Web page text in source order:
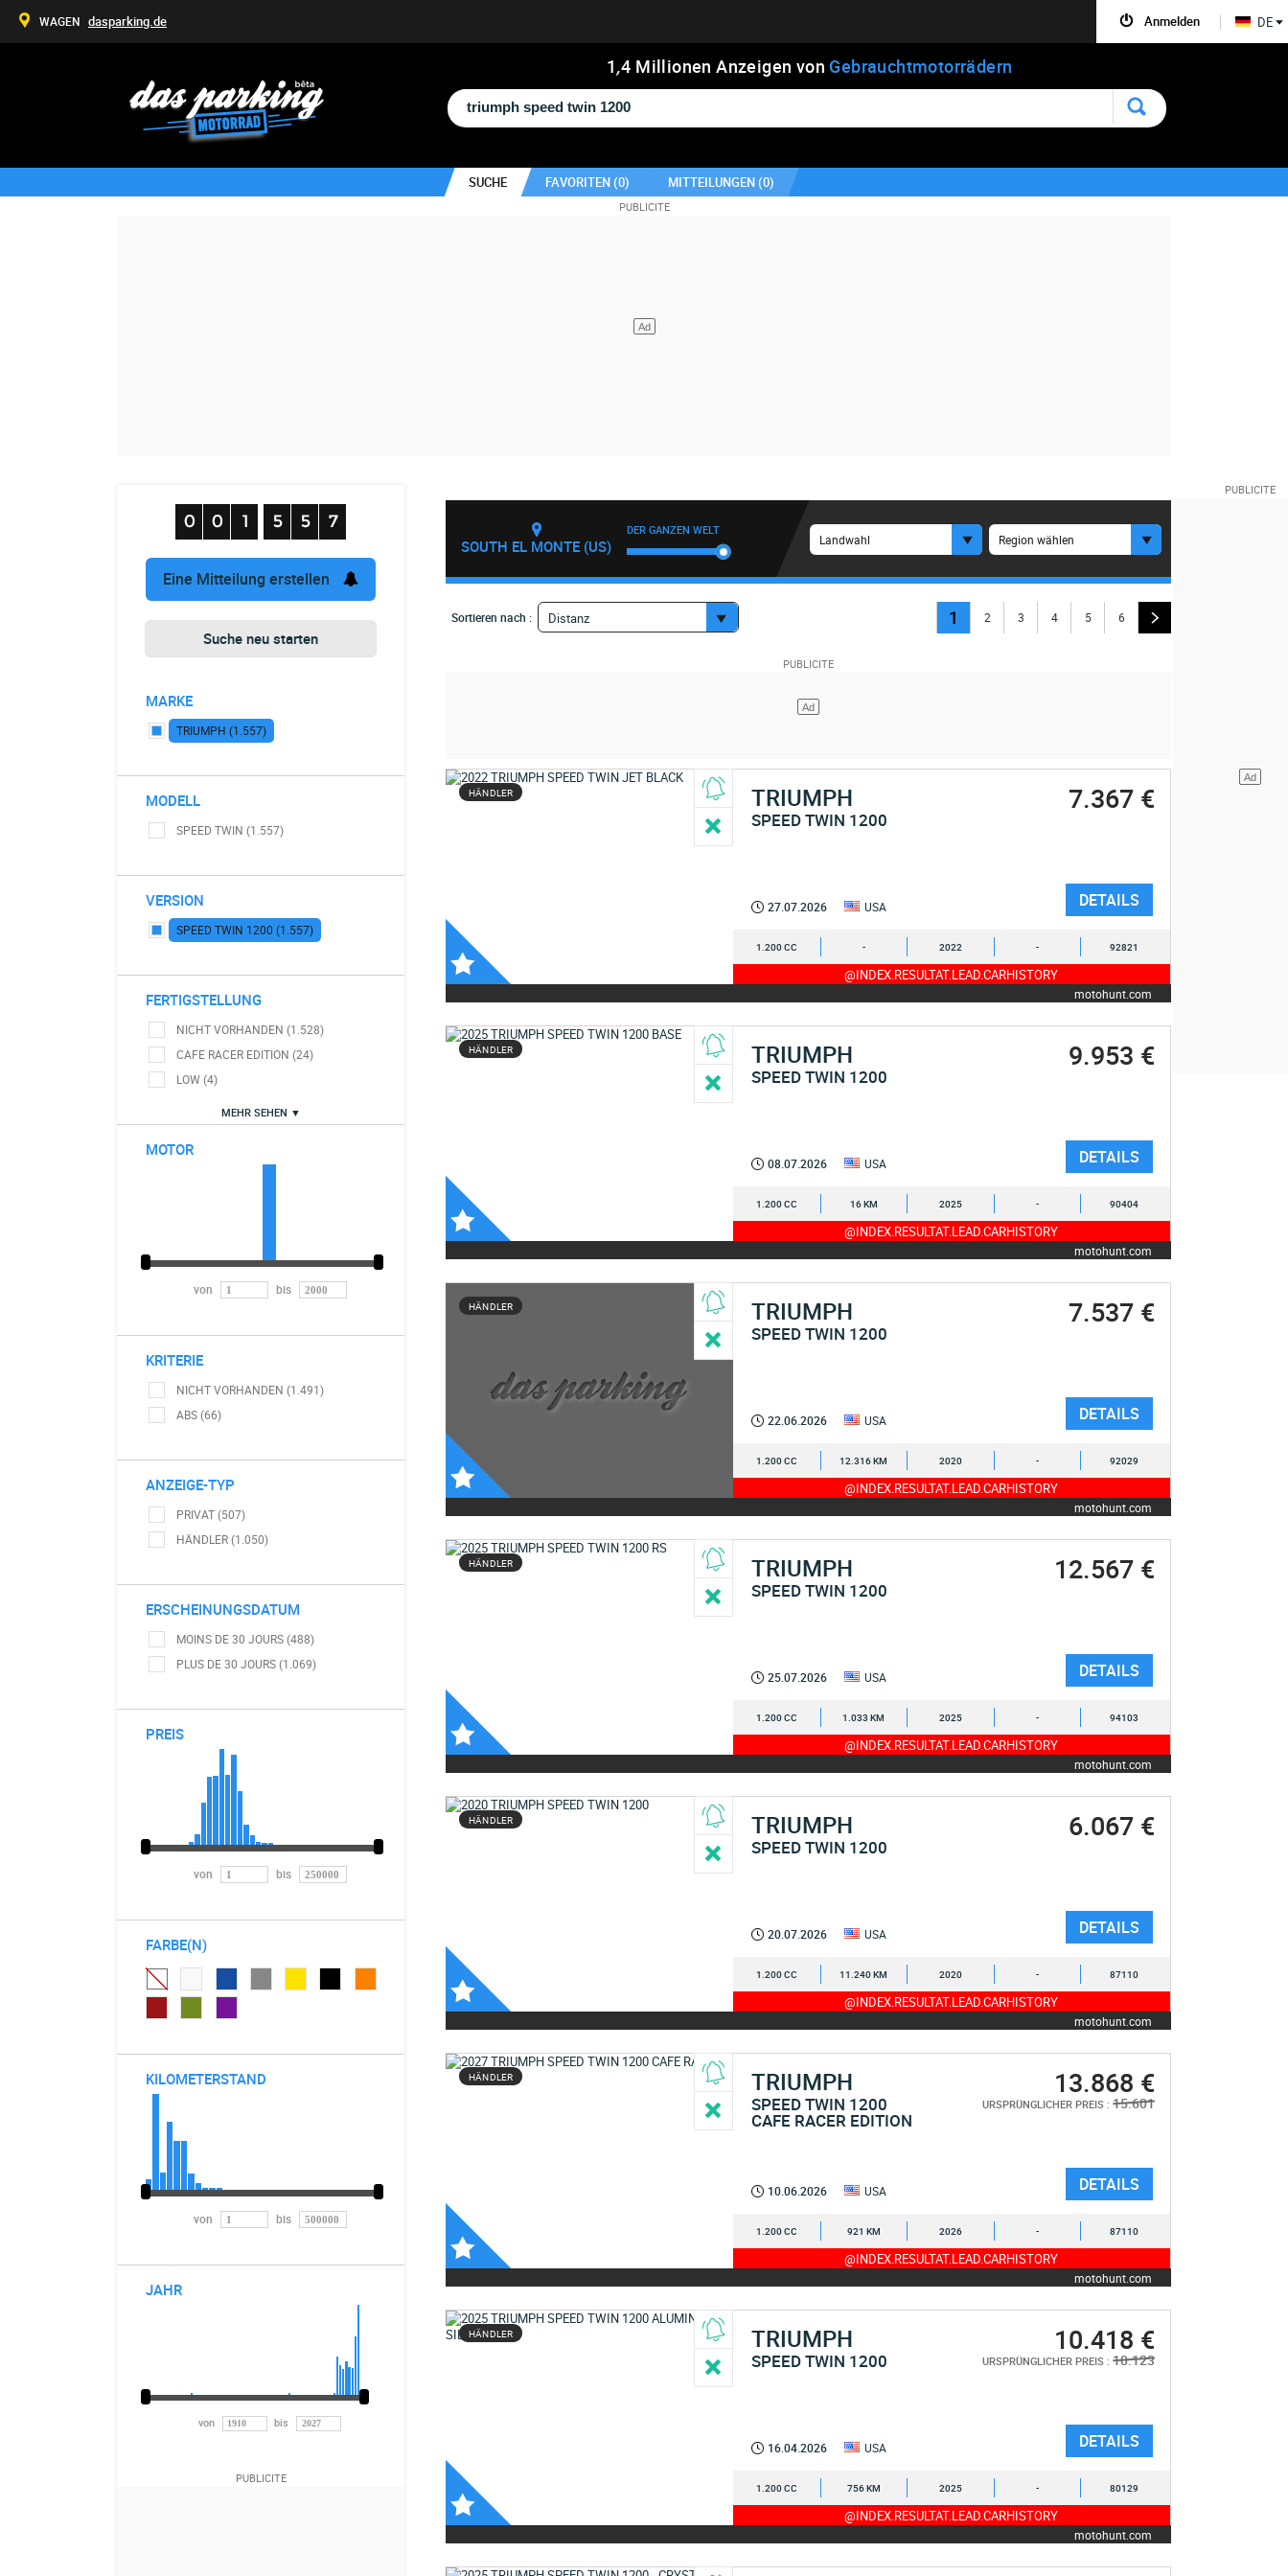
1,4 Millionen Anzeigen von Gebrauchtmotorrädern
SUCHE FAVORITEN (0) MITTEILUNGEN (0)
Eine Mitteilung erstellen
Suche neu starten
MARKE
TRIUMPH (1.557)
MODELL
SPEED TWIN (1.557)
VERSION
SPEED TWIN 1200 (1.557)
FERTIGSTELLUNG
NICHT VORHANDEN (1.528)
CAFE RACER EDITION (24)
LOW (4)
MEHR SEHEN ▼
MOTOR
von bis
KRITERIE
NICHT VORHANDEN (1.491)
ABS (66)
ANZEIGE-TYP
PRIVAT (507)
HÄNDLER (1.050)
ERSCHEINUNGSDATUM
MOINS DE 30 JOURS (488)
PLUS DE 30 JOURS (1.069)
PREIS
von bis
FARBE(N)
KILOMETERSTAND
von bis
JAHR
SOUTH EL MONTE (US)
DER GANZEN WELT
Landwahl Region wählen
Sortieren nach : Distanz 1 2 3 4 5 6
HÄNDLER TRIUMPH
SPEED TWIN 1200
7.367 €
27.07.2026 USA DETAILS
1.200 CC - 2022 - 92821
@INDEX.RESULTAT.LEAD.CARHISTORY
motohunt.com
HÄNDLER TRIUMPH
SPEED TWIN 1200
9.953 €
08.07.2026 USA DETAILS
1.200 CC 16 KM 2025 - 90404
@INDEX.RESULTAT.LEAD.CARHISTORY
motohunt.com
HÄNDLER TRIUMPH
SPEED TWIN 1200
7.537 €
22.06.2026 USA DETAILS
1.200 CC 12.316 KM 2020 - 92029
@INDEX.RESULTAT.LEAD.CARHISTORY
motohunt.com
HÄNDLER TRIUMPH
SPEED TWIN 1200
12.567 €
25.07.2026 USA DETAILS
1.200 CC 1.033 KM 2025 - 94103
@INDEX.RESULTAT.LEAD.CARHISTORY
motohunt.com
HÄNDLER TRIUMPH
SPEED TWIN 1200
6.067 €
20.07.2026 USA DETAILS
1.200 CC 11.240 KM 2020 - 87110
@INDEX.RESULTAT.LEAD.CARHISTORY
motohunt.com
HÄNDLER TRIUMPH
SPEED TWIN 1200
CAFE RACER EDITION
13.868 €
URSPRÜNGLICHER PREIS : 15.601
10.06.2026 USA DETAILS
1.200 CC 921 KM 2026 - 87110
@INDEX.RESULTAT.LEAD.CARHISTORY
motohunt.com
HÄNDLER TRIUMPH
SPEED TWIN 1200
10.418 €
URSPRÜNGLICHER PREIS : 10.123
16.04.2026 USA DETAILS
1.200 CC 756 KM 2025 - 80129
@INDEX.RESULTAT.LEAD.CARHISTORY
motohunt.com
Anmelden
WAGEN dasparking.de DE